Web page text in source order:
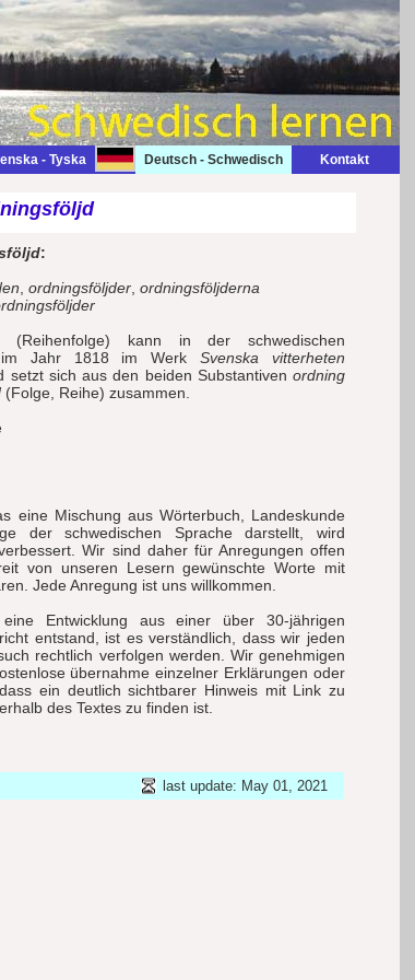
- Tyska Deutsch - Schwedisch Kontakt
:
ordningsföljder ordningsföljderna
(Reihenfolge) kann in der schwedischen
im Jahr 1818 im WerkSvenska vitterheten
setzt sich aus den beiden Substantiven ordning
(Folge, Reihe) zusammen.
eine Mischung aus Wörterbuch, Landeskunde
der schwedischen Sprache darstellt, wird
Wir sind daher für Anregungen offen
von unseren Lesern gewünschte Worte mit
Jede Anregung ist uns willkommen.
Entwicklung aus einer über 30-jährigen
entstand, ist es verständlich, dass wir jeden
rechtlich verfolgen werden. Wir genehmigen
übernahme einzelner Erklärungen oder
ein deutlich sichtbarer Hinweis mit Link zu
des Textes zu finden ist.
last update: May 01, 2021